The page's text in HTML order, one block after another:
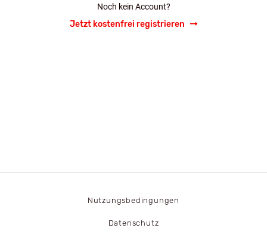
Noch kein Account?
Jetzt kostenfrei registrieren
Nutzungsbedingungen
Datenschutz